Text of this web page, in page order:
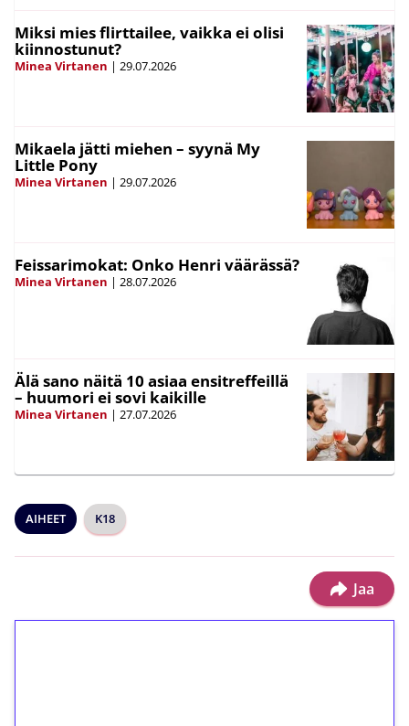
Miksi mies flirttailee, vaikka ei olisi
kiinnostunut?
Minea Virtanen | 29.07.2026
Mikaela jätti miehen – syynä My
Little Pony
Minea Virtanen | 29.07.2026
Feissarimokat: Onko Henri väärässä?
Minea Virtanen | 28.07.2026
Älä sano näitä 10 asiaa ensitreffeillä
– huumori ei sovi kaikille
Minea Virtanen | 27.07.2026
AIHEET K18
Jaa